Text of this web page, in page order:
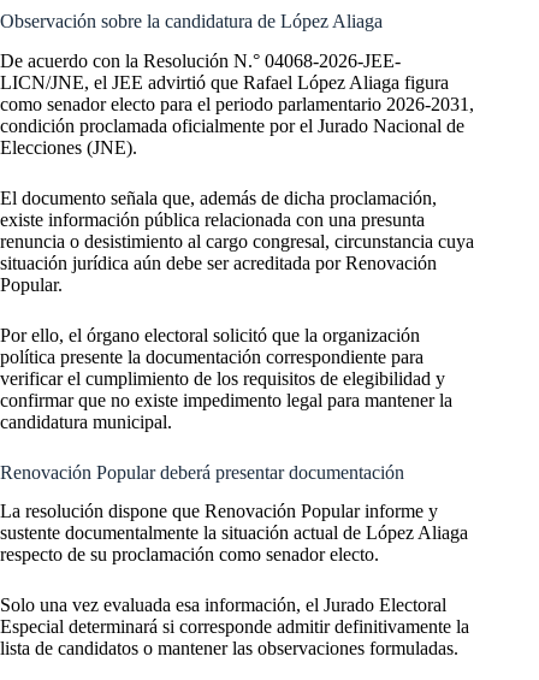
Observación sobre la candidatura de López Aliaga
De acuerdo con la Resolución N.° 04068-2026-JEE-
LICN/JNE, el JEE advirtió que Rafael López Aliaga figura
como senador electo para el periodo parlamentario 2026-2031,
condición proclamada oficialmente por el Jurado Nacional de
Elecciones (JNE).
El documento señala que, además de dicha proclamación,
existe información pública relacionada con una presunta
renuncia o desistimiento al cargo congresal, circunstancia cuya
situación jurídica aún debe ser acreditada por Renovación
Popular.
Por ello, el órgano electoral solicitó que la organización
política presente la documentación correspondiente para
verificar el cumplimiento de los requisitos de elegibilidad y
confirmar que no existe impedimento legal para mantener la
candidatura municipal.
Renovación Popular deberá presentar documentación
La resolución dispone que Renovación Popular informe y
sustente documentalmente la situación actual de López Aliaga
respecto de su proclamación como senador electo.
Solo una vez evaluada esa información, el Jurado Electoral
Especial determinará si corresponde admitir definitivamente la
lista de candidatos o mantener las observaciones formuladas.